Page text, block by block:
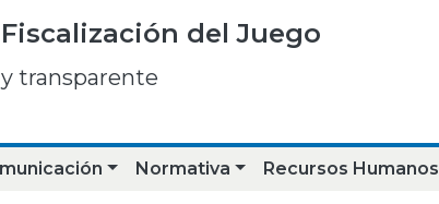
del Juego
transparente
Normativa Recursos Humanos